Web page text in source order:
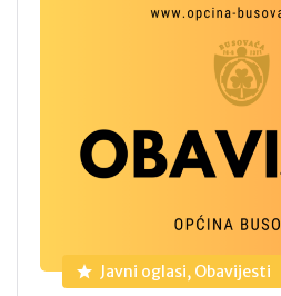
Javni oglasi, Obavijesti